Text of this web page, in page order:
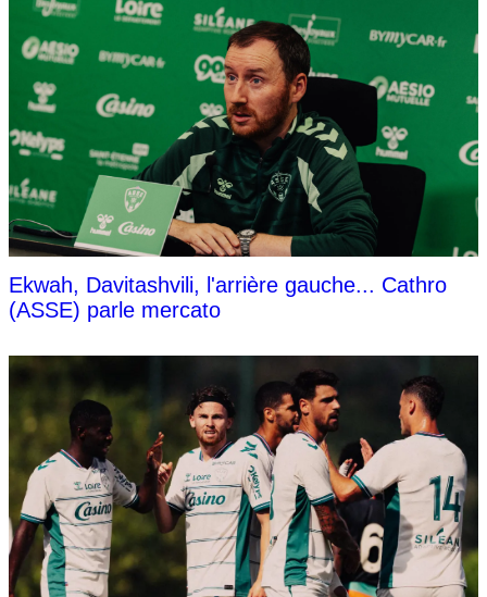
Ekwah, Davitashvili, l'arrière gauche... Cathro
(ASSE) parle mercato